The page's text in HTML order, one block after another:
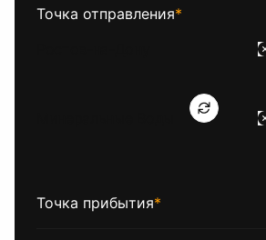
Точка отправления*
Точка прибытия*